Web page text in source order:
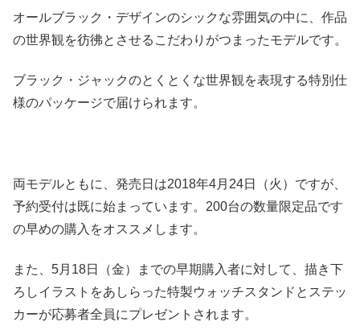
オールブラック・デザインのシックな雰囲気の中に、作品
の世界観を彷彿とさせるこだわりがつまったモデルです。
ブラック・ジャックのとくとくな世界観を表現する特別仕
様のパッケージで届けられます。
両モデルともに、発売日は2018年4月24日（火）ですが、
予約受付は既に始まっています。200台の数量限定品です
の早めの購入をオススメします。
また、5月18日（金）までの早期購入者に対して、描き下
ろしイラストをあしらった特製ウォッチスタンドとステッ
カーが応募者全員にプレゼントされます。